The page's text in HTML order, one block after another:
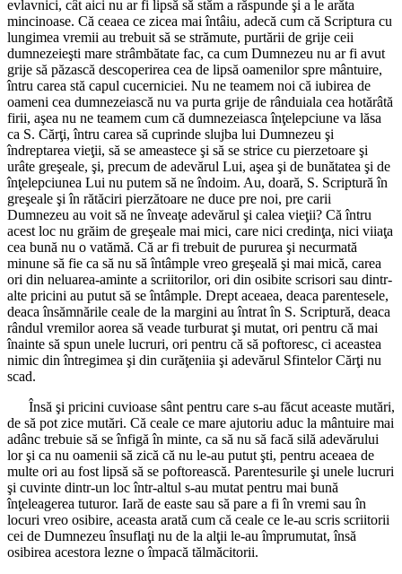
evlavnici, cât aici nu ar fi lipsă să stăm a răspunde şi a le arăta
mincinoase. Că ceaea ce zicea mai întâiu, adecă cum că Scriptura cu
lungimea vremii au trebuit să se strămute, purtării de grije ceii
dumnezeieşti mare strâmbătate fac, ca cum Dumnezeu nu ar fi avut
grije să păzască descoperirea cea de lipsă oamenilor spre mântuire,
întru carea stă capul cucerniciei. Nu ne teamem noi că iubirea de
oameni cea dumnezeiască nu va purta grije de rânduiala cea hotărâtă
firii, aşea nu ne teamem cum că dumnezeiasca înţelepciune va lăsa
ca S. Cărţi, întru carea să cuprinde slujba lui Dumnezeu şi
îndreptarea vieţii, să se ameastece şi să se strice cu pierzetoare şi
urâte greşeale, şi, precum de adevărul Lui, aşea şi de bunătatea şi de
înţelepciunea Lui nu putem să ne îndoim. Au, doară, S. Scriptură în
greşeale şi în rătăciri pierzătoare ne duce pre noi, pre carii
Dumnezeu au voit să ne înveaţe adevărul şi calea vieţii? Că întru
acest loc nu grăim de greşeale mai mici, care nici credinţa, nici viiaţa
cea bună nu o vatămă. Că ar fi trebuit de pururea şi necurmată
minune să fie ca să nu să întâmple vreo greşeală şi mai mică, carea
ori din neluarea-aminte a scriitorilor, ori din osibite scrisori sau dintr-
alte pricini au putut să se întâmple. Drept aceaea, deaca parentesele,
deaca însămnările ceale de la margini au întrat în S. Scriptură, deaca
rândul vremilor aorea să veade turburat şi mutat, ori pentru că mai
înainte să spun unele lucruri, ori pentru că să poftoresc, ci aceastea
nimic din întregimea şi din curăţeniia şi adevărul Sfintelor Cărţi nu
scad.
Însă şi pricini cuvioase sânt pentru care s-au făcut aceaste mutări,
de să pot zice mutări. Că ceale ce mare ajutoriu aduc la mântuire mai
adânc trebuie să se înfigă în minte, ca să nu să facă silă adevărului
lor şi ca nu oamenii să zică că nu le-au putut şti, pentru aceaea de
multe ori au fost lipsă să se poftorească. Parentesurile şi unele lucruri
şi cuvinte dintr-un loc într-altul s-au mutat pentru mai bună
înţeleagerea tuturor. Iară de easte sau să pare a fi în vremi sau în
locuri vreo osibire, aceasta arată cum că ceale ce le-au scris scriitorii
cei de Dumnezeu însuflaţi nu de la alţii le-au împrumutat, însă
osibirea acestora lezne o împacă tălmăcitorii.